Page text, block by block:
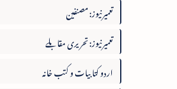
تعمیرنیوز: مصنفین
تعمیرنیوز: تحریری مقابلے
اردو کتابیات و کتب خانہ